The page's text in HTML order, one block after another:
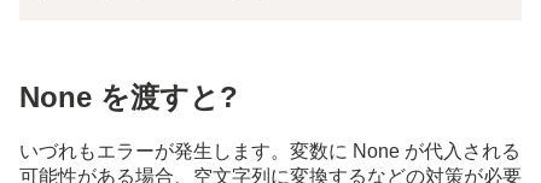
None を渡すと?
いづれもエラーが発生します。変数に None が代入される
可能性がある場合、空文字列に変換するなどの対策が必要